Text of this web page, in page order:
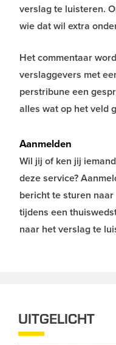
verslag te luisteren.
wie dat wil extra
Het commentaar
verslaggevers met
perstribune een
alles wat op het veld
Aanmelden
Wil jij of ken jij
deze service?
bericht te sturen naar
tijdens een
naar het verslag te
UITGELICHT